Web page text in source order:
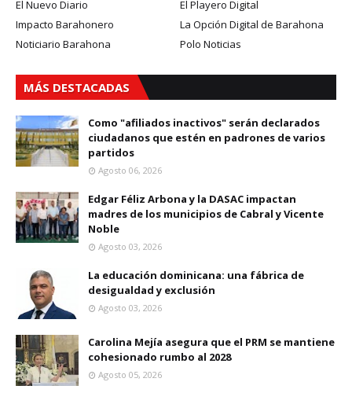
El Nuevo Diario
El Playero Digital
Impacto Barahonero
La Opción Digital de Barahona
Noticiario Barahona
Polo Noticias
MÁS DESTACADAS
Como "afiliados inactivos" serán declarados
ciudadanos que estén en padrones de varios
partidos
Agosto 06, 2026
Edgar Féliz Arbona y la DASAC impactan
madres de los municipios de Cabral y Vicente
Noble
Agosto 03, 2026
La educación dominicana: una fábrica de
desigualdad y exclusión
Agosto 03, 2026
Carolina Mejía asegura que el PRM se mantiene
cohesionado rumbo al 2028
Agosto 05, 2026